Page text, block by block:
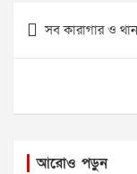
Post
navigation
সব কারাগার ও
আরোও পড়ুন